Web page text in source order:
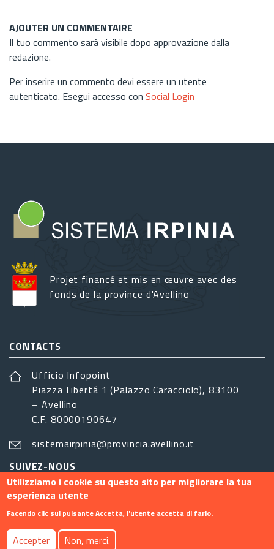
AJOUTER UN COMMENTAIRE
Il tuo commento sarà visibile dopo approvazione dalla
redazione.
Per inserire un commento devi essere un utente
autenticato. Esegui accesso con Social Login
Projet financé et mis en œuvre avec des
fonds de la province d'Avellino
CONTACTS
Ufficio Infopoint
Piazza Libertá 1 (Palazzo Caracciolo), 83100
– Avellino
C.F. 80000190647
sistemairpinia@provincia.avellino.it
SUIVEZ-NOUS
Footer menu
Contact Info
Utilizziamo i cookie su questo sito per migliorare la tua
esperienza utente
Facendo clic sul pulsante Accetta, l'utente accetta di farlo.
Accepter Non, merci.